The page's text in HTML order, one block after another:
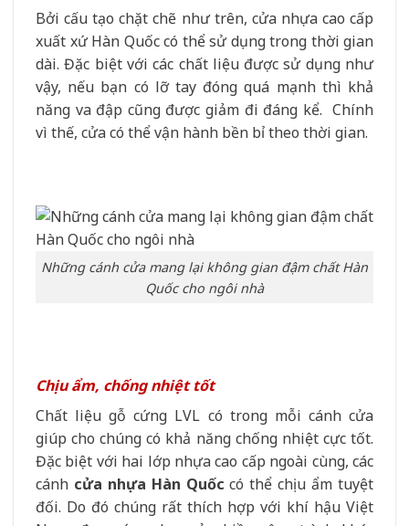
Bởi cấu tạo chặt chẽ như trên, cửa nhựa cao cấp
xuất xứ Hàn Quốc có thể sử dụng trong thời gian
dài. Đặc biệt với các chất liệu được sử dụng như
vậy, nếu bạn có lỡ tay đóng quá mạnh thì khả
năng va đập cũng được giảm đi đáng kể. Chính
vì thế, cửa có thể vận hành bền bỉ theo thời gian.
Những cánh cửa mang lại không gian đậm chất Hàn
Quốc cho ngôi nhà
Chịu ẩm, chống nhiệt tốt
Chất liệu gỗ cứng LVL có trong mỗi cánh cửa
giúp cho chúng có khả năng chống nhiệt cực tốt.
Đặc biệt với hai lớp nhựa cao cấp ngoài cùng, các
cánh cửa nhựa Hàn Quốc có thể chịu ẩm tuyệt
đối. Do đó chúng rất thích hợp với khí hậu Việt